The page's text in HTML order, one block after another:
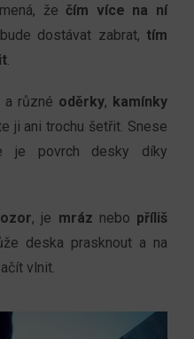
že čím více na ní
dostávat zabrat, tím
a různé oděrky, kamínky
ji ani trochu šetřit. Snese
je povrch desky díky
, je mráz nebo příliš
deska prasknout a na
vlnit.